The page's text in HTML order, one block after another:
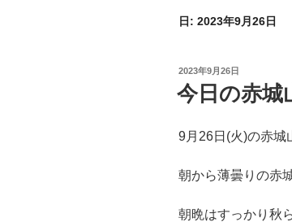
日: 2023年9月26日
投
稿
日:
2023年9月26日
今日の赤城
9月26日(火)の赤城
朝から薄曇りの赤
朝晩はすっかり秋